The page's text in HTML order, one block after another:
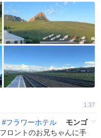
1:37
#フラワーホテル
モンゴ
ロントのお兄ちゃんに手